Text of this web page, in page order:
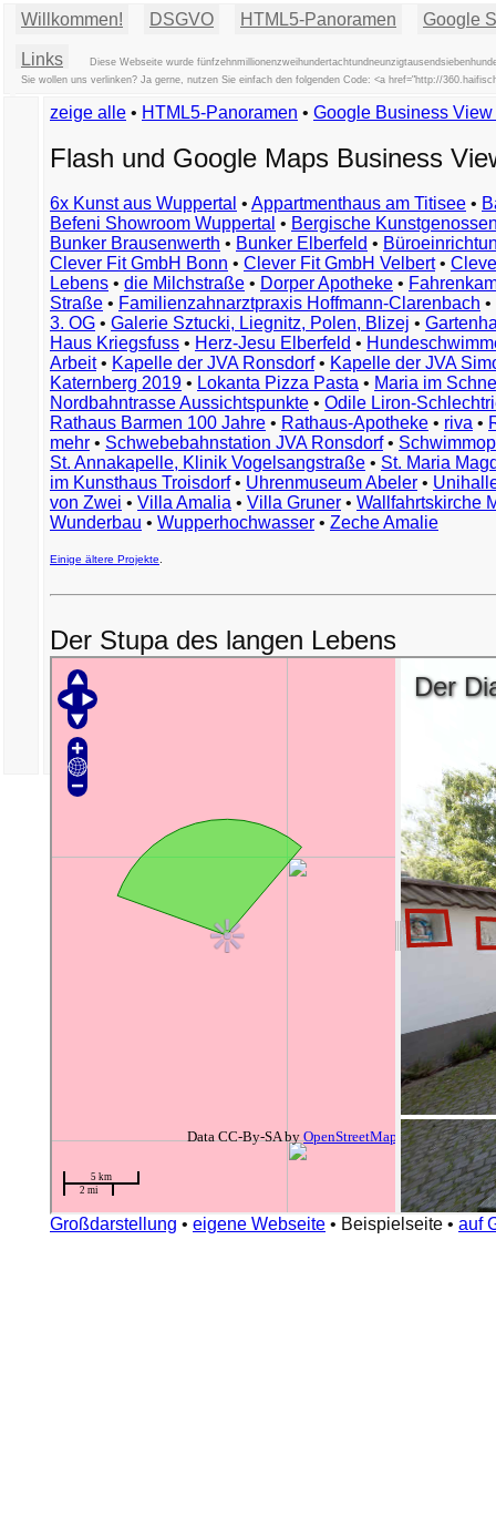
Willkommen! DSGVO HTML5-Panoramen Google
Links
Diese Webseite wurde
Sie wollen uns verlinken? Ja gerne, nutzen Sie einfach den folgenden Code: <a href="http://
zeige alle • HTML5-Panoramen • Google Business
Flash und Google Maps Business
6x Kunst aus Wuppertal • Appartmenthaus am Titisee •
Befeni Showroom Wuppertal • Bergische
Bunker Brausenwerth • Bunker Elberfeld •
Clever Fit GmbH Bonn • Clever Fit GmbH Velbert•
Lebens • die Milchstraße • Dorper Apotheke •
Straße • Familienzahnarztpraxis Hoffmann-Clarenbach •
3. OG • Galerie Sztucki, Liegnitz, Polen, Blizej •
Haus Kriegsfuss • Herz-Jesu Elberfeld •
Arbeit• Kapelle der JVA Ronsdorf• Kapelle der JVA
Katernberg 2019 • Lokanta Pizza Pasta • Maria im
Nordbahntrasse Aussichtspunkte • Odile Liron-
Rathaus Barmen 100 Jahre • Rathaus-Apotheke • riva •
mehr • Schwebebahnstation JVA Ronsdorf•
St. Annakapelle, Klinik Vogelsangstraße • St. Maria
im Kunsthaus Troisdorf• Uhrenmuseum Abeler •
von Zwei • Villa Amalia • Villa Gruner • Wallfahrtskirche
Wunderbau • Wupperhochwasser • Zeche Amalie
Einige ältere Projekte
Der Stupa des langen Lebens
Großdarstellung • eigene Webseite • Beispielseite • auf